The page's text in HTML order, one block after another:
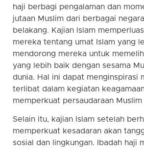
haji berbagi pengalaman dan
jutaan Muslim dari berbagai
belakang. Kajian Islam
mereka tentang umat Islam yang
mendorong mereka untuk
yang lebih baik dengan sesama
dunia. Hal ini dapat menginspirasi
terlibat dalam kegiatan
memperkuat persaudaraan
Selain itu, kajian Islam setelah
memperkuat kesadaran akan
sosial dan lingkungan. Ibadah haji